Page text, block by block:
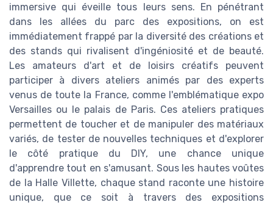
immersive qui éveille tous leurs sens. En pénétrant
dans les allées du parc des expositions, on est
immédiatement frappé par la diversité des créations et
des stands qui rivalisent d'ingéniosité et de beauté.
Les amateurs d'art et de loisirs créatifs peuvent
participer à divers ateliers animés par des experts
venus de toute la France, comme l'emblématique expo
Versailles ou le palais de Paris. Ces ateliers pratiques
permettent de toucher et de manipuler des matériaux
variés, de tester de nouvelles techniques et d'explorer
le côté pratique du DIY, une chance unique
d'apprendre tout en s'amusant. Sous les hautes voûtes
de la Halle Villette, chaque stand raconte une histoire
unique, que ce soit à travers des expositions